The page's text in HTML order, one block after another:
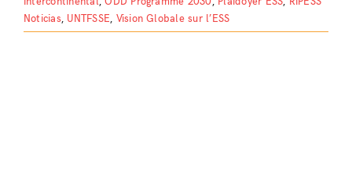
Noticias, UNTFSSE, Vision Globale sur l’ESS